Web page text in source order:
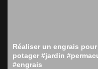
Réaliser un engrais pour
potager #jardin
#engrais